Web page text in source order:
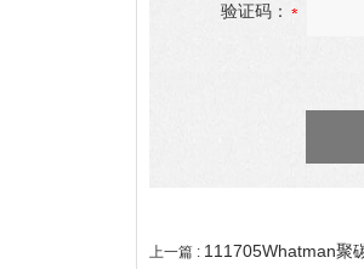
验证码：
上一篇 : 111705Whatman聚